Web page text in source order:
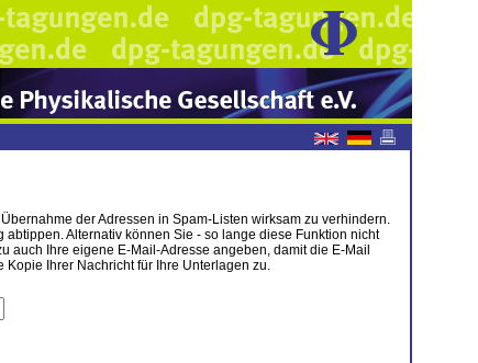
der Adressen in Spam-Listen wirksam zu verhindern.
Alternativ können Sie - so lange diese Funktion nicht
auch Ihre eigene E-Mail-Adresse angeben, damit die E-Mail
Ihrer Nachricht für Ihre Unterlagen zu.